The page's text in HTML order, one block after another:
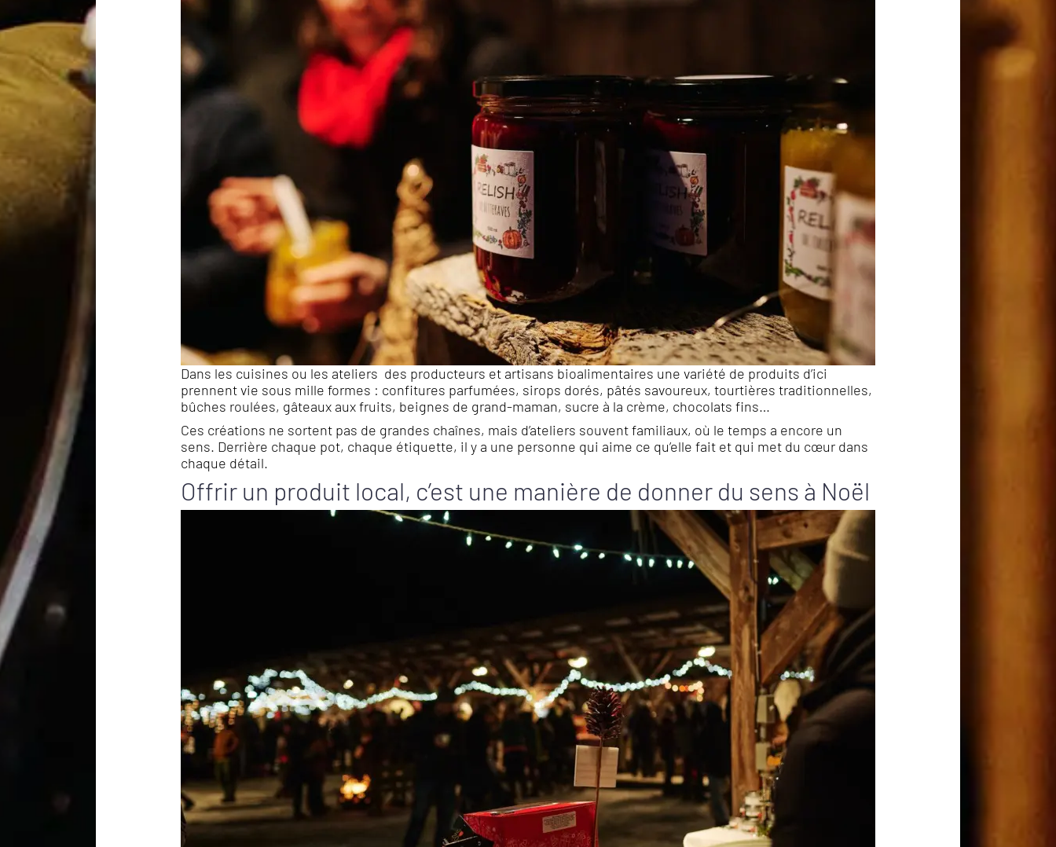
Dans les cuisines ou les ateliers des producteurs et artisans bioalimentaires une variété de produits d’ici
prennent vie sous mille formes : confitures parfumées, sirops dorés, pâtés savoureux, tourtières traditionnelles,
bûches roulées, gâteaux aux fruits, beignes de grand-maman, sucre à la crème, chocolats fins…
Ces créations ne sortent pas de grandes chaînes, mais d’ateliers souvent familiaux, où le temps a encore un
sens. Derrière chaque pot, chaque étiquette, il y a une personne qui aime ce qu’elle fait et qui met du cœur dans
chaque détail.
Offrir un produit local, c’est une manière de donner du sens à Noël